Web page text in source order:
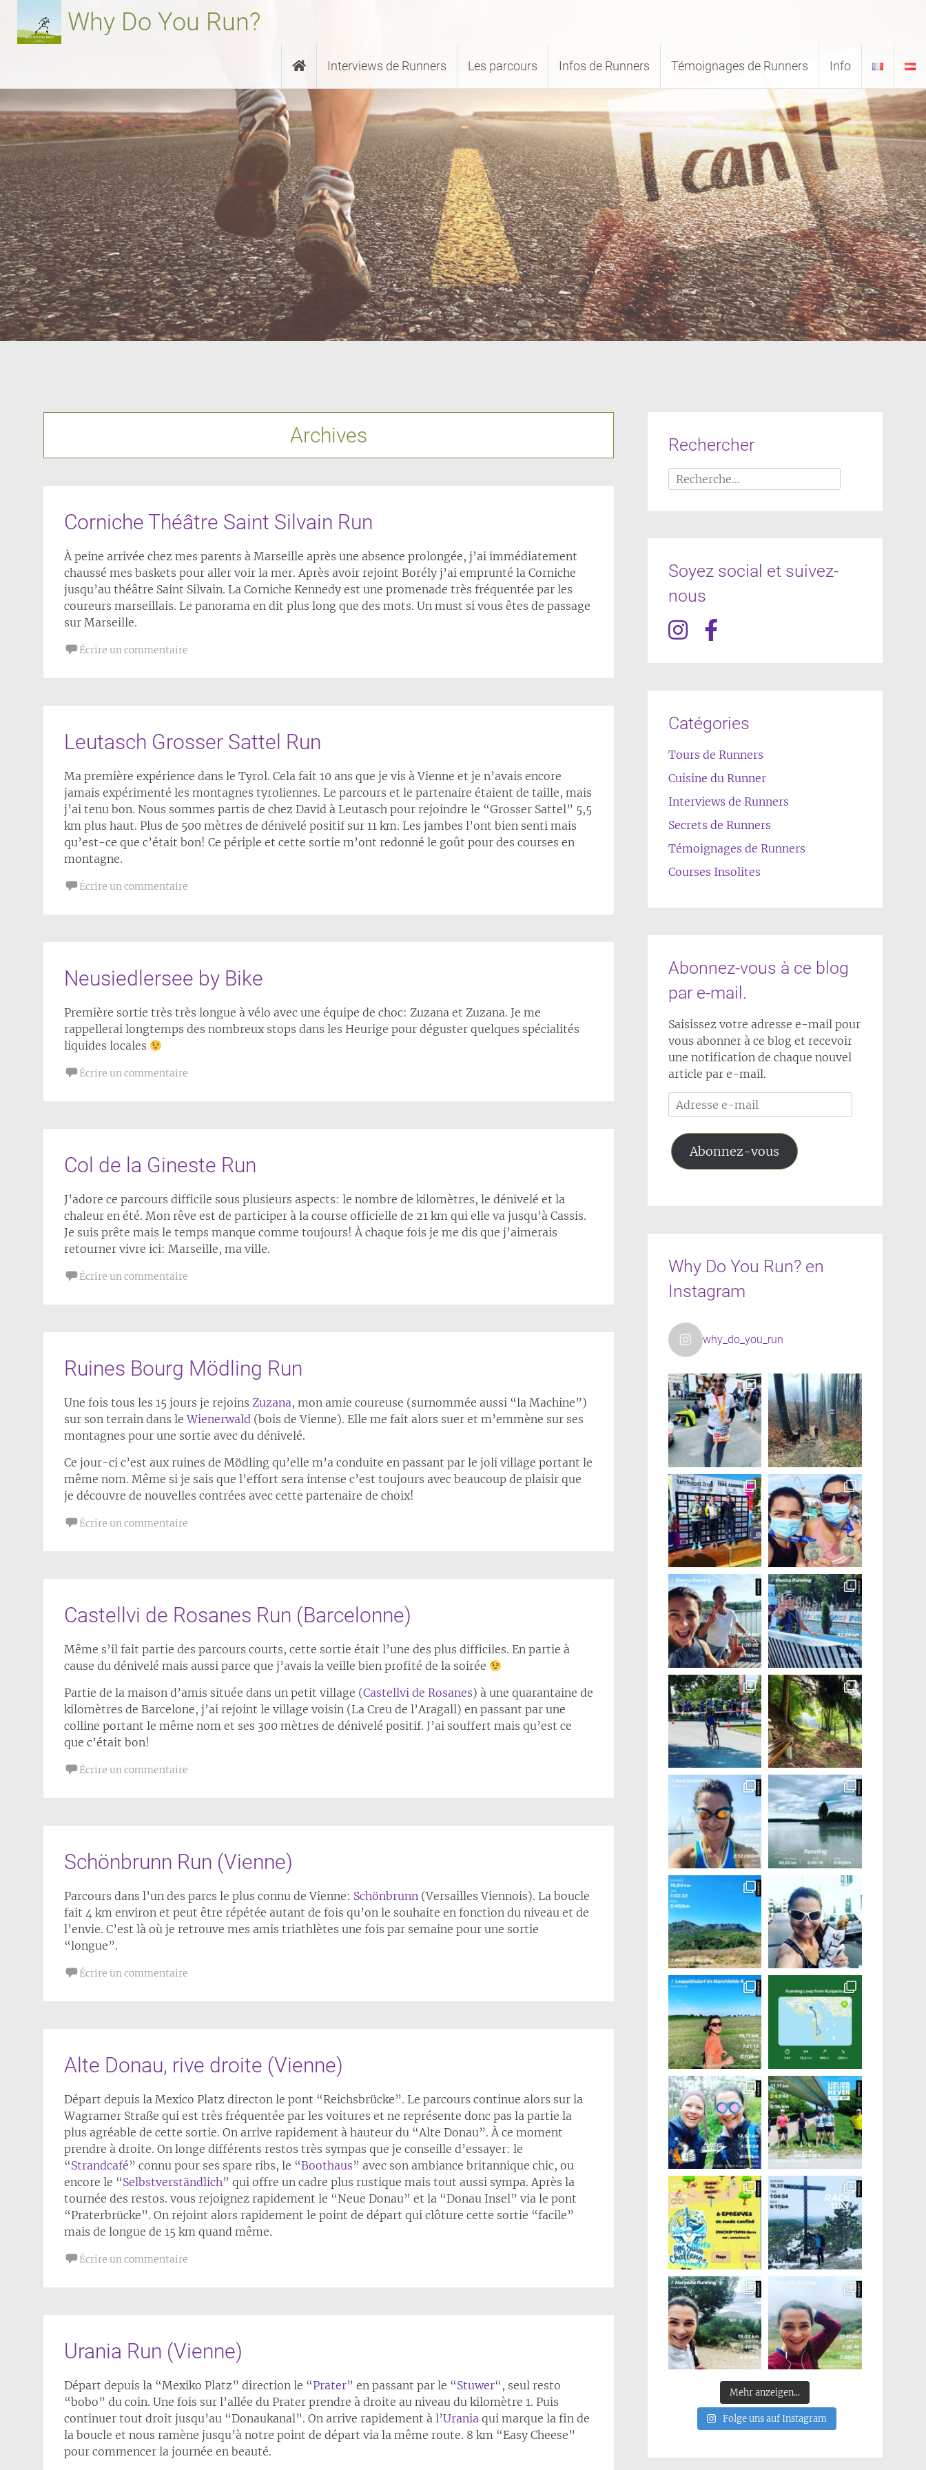
contenu
Why Do You Run?
Interviews de Runners Les parcours Infos de Runners Témoignages de Runners Info
Archives
Corniche Théâtre Saint Silvain Run
À peine arrivée chez mes parents à Marseille après une absence prolongée, j’ai immédiatement
chaussé mes baskets pour aller voir la mer. Après avoir rejoint Borély j’ai emprunté la Corniche
jusqu’au théâtre Saint Silvain. La Corniche Kennedy est une promenade très fréquentée par les
coureurs marseillais. Le panorama en dit plus long que des mots. Un must si vous êtes de passage
sur Marseille.
Écrire un commentaire
Leutasch Grosser Sattel Run
Ma première expérience dans le Tyrol. Cela fait 10 ans que je vis à Vienne et je n’avais encore
jamais expérimenté les montagnes tyroliennes. Le parcours et le partenaire étaient de taille, mais
j’ai tenu bon. Nous sommes partis de chez David à Leutasch pour rejoindre le “Grosser Sattel” 5,5
km plus haut. Plus de 500 mètres de dénivelé positif sur 11 km. Les jambes l’ont bien senti mais
qu’est-ce que c’était bon! Ce périple et cette sortie m’ont redonné le goût pour des courses en
montagne.
Écrire un commentaire
Neusiedlersee by Bike
Première sortie très très longue à vélo avec une équipe de choc: Zuzana et Zuzana. Je me
rappellerai longtemps des nombreux stops dans les Heurige pour déguster quelques spécialités
liquides locales
Écrire un commentaire
Col de la Gineste Run
J’adore ce parcours difficile sous plusieurs aspects: le nombre de kilomètres, le dénivelé et la
chaleur en été. Mon rêve est de participer à la course officielle de 21 km qui elle va jusqu’à Cassis.
Je suis prête mais le temps manque comme toujours! À chaque fois je me dis que j’aimerais
retourner vivre ici: Marseille, ma ville.
Écrire un commentaire
Ruines Bourg Mödling Run
Une fois tous les 15 jours je rejoins Zuzana, mon amie coureuse (surnommée aussi “la Machine”)
sur son terrain dans leWienerwald (bois de Vienne). Elle me fait alors suer et m’emmène sur ses
montagnes pour une sortie avec du dénivelé.
Ce jour-ci c’est aux ruines de Mödling qu’elle m’a conduite en passant par le joli village portant le
même nom. Même si je sais que l’effort sera intense c’est toujours avec beaucoup de plaisir que
je découvre de nouvelles contrées avec cette partenaire de choix!
Écrire un commentaire
Castellvi de Rosanes Run (Barcelonne)
Même s’il fait partie des parcours courts, cette sortie était l’une des plus difficiles. En partie à
cause du dénivelé mais aussi parce que j’avais la veille bien profité de la soirée
Partie de la maison d’amis située dans un petit village (Castellvi de Rosanes) à une quarantaine de
kilomètres de Barcelone, j’ai rejoint le village voisin (La Creu de l’Aragall) en passant par une
colline portant le même nom et ses 300 mètres de dénivelé positif. J’ai souffert mais qu’est ce
que c’était bon!
Écrire un commentaire
Schönbrunn Run (Vienne)
Parcours dans l’un des parcs le plus connu de Vienne: Schönbrunn (Versailles Viennois). La boucle
fait 4 km environ et peut être répétée autant de fois qu’on le souhaite en fonction du niveau et de
l’envie. C’est là où je retrouve mes amis triathlètes une fois par semaine pour une sortie
“longue”.
Écrire un commentaire
Alte Donau, rive droite (Vienne)
Départ depuis la Mexico Platz directon le pont “Reichsbrücke”. Le parcours continue alors sur la
Wagramer Straße qui est très fréquentée par les voitures et ne représente donc pas la partie la
plus agréable de cette sortie. On arrive rapidement à hauteur du “Alte Donau”. À ce moment
prendre à droite. On longe différents restos très sympas que je conseille d’essayer: le
“Strandcafé” connu pour ses spare ribs, le “Boothaus” avec son ambiance britannique chic, ou
encore le “Selbstverständlich” qui offre un cadre plus rustique mais tout aussi sympa. Après la
tournée des restos. vous rejoignez rapidement le “Neue Donau” et la “Donau Insel” via le pont
“Praterbrücke”. On rejoint alors rapidement le point de départ qui clôture cette sortie “facile”
mais de longue de 15 km quand même.
Écrire un commentaire
Urania Run (Vienne)
Départ depuis la “Mexiko Platz” direction le “Prater” en passant par le “Stuwer“, seul resto
“bobo” du coin. Une fois sur l’allée du Prater prendre à droite au niveau du kilomètre 1. Puis
continuer tout droit jusqu’au “Donaukanal”. On arrive rapidement à l’Urania qui marque la fin de
la boucle et nous ramène jusqu’à notre point de départ via la même route. 8 km “Easy Cheese”
pour commencer la journée en beauté.
Rechercher
Rechercher :
Soyez social et suivez-
nous
Catégories
Tours de Runners
Cuisine du Runner
Interviews de Runners
Secrets de Runners
Témoignages de Runners
Courses Insolites
Abonnez-vous à ce blog
par e-mail.
Saisissez votre adresse e-mail pour
vous abonner à ce blog et recevoir
une notification de chaque nouvel
article par e-mail.
Adresse
e-
mail
Abonnez-vous
Why Do You Run? en
Instagram
why_do_you_run
Mehr anzeigen...
Folge uns auf Instagram